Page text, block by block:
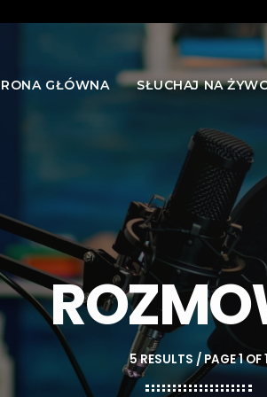
GŁÓWNA SŁUCHAJ NA
5 RESULTS / PAGE 1 OF 1